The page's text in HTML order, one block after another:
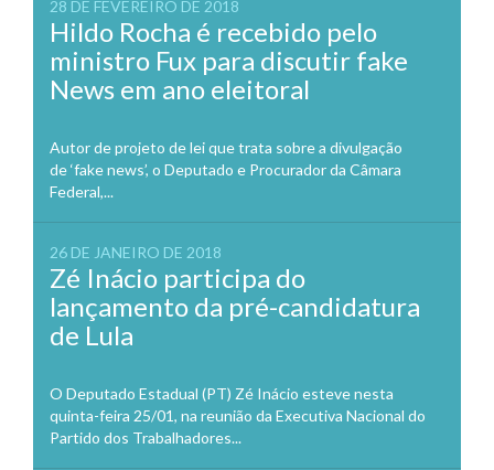
28 DE FEVEREIRO DE 2018
Hildo Rocha é recebido pelo
ministro Fux para discutir fake
News em ano eleitoral
Autor de projeto de lei que trata sobre a divulgação
de ‘fake news’, o Deputado e Procurador da Câmara
Federal,...
26 DE JANEIRO DE 2018
Zé Inácio participa do
lançamento da pré-candidatura
de Lula
O Deputado Estadual (PT) Zé Inácio esteve nesta
quinta-feira 25/01, na reunião da Executiva Nacional do
Partido dos Trabalhadores...